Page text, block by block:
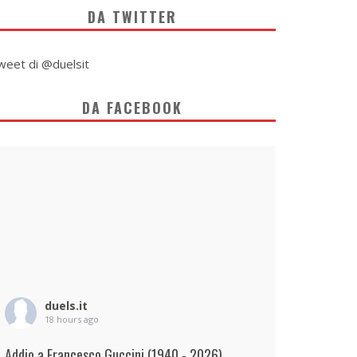
DA TWITTER
di @duelsit
DA FACEBOOK
duels.it
18 hours ago